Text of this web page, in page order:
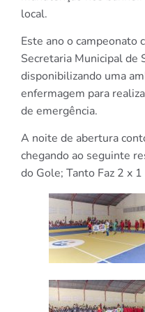
local.
Este ano o campeonato
Secretaria Municipal de
disponibilizando uma
enfermagem para
de emergência.
A noite de abertura
chegando ao seguinte
do Gole; Tanto Faz 2 x